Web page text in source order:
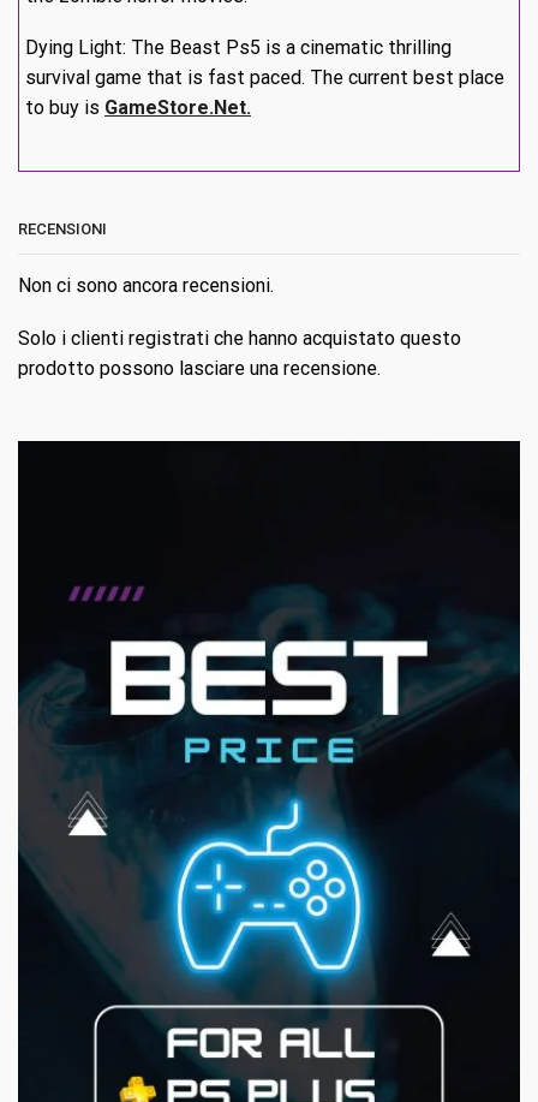
Dying Light: The Beast Ps5 is a cinematic thrilling
survival game that is fast paced. The current best place
to buy is GameStore.Net.
RECENSIONI
Non ci sono ancora recensioni.
Solo i clienti registrati che hanno acquistato questo
prodotto possono lasciare una recensione.